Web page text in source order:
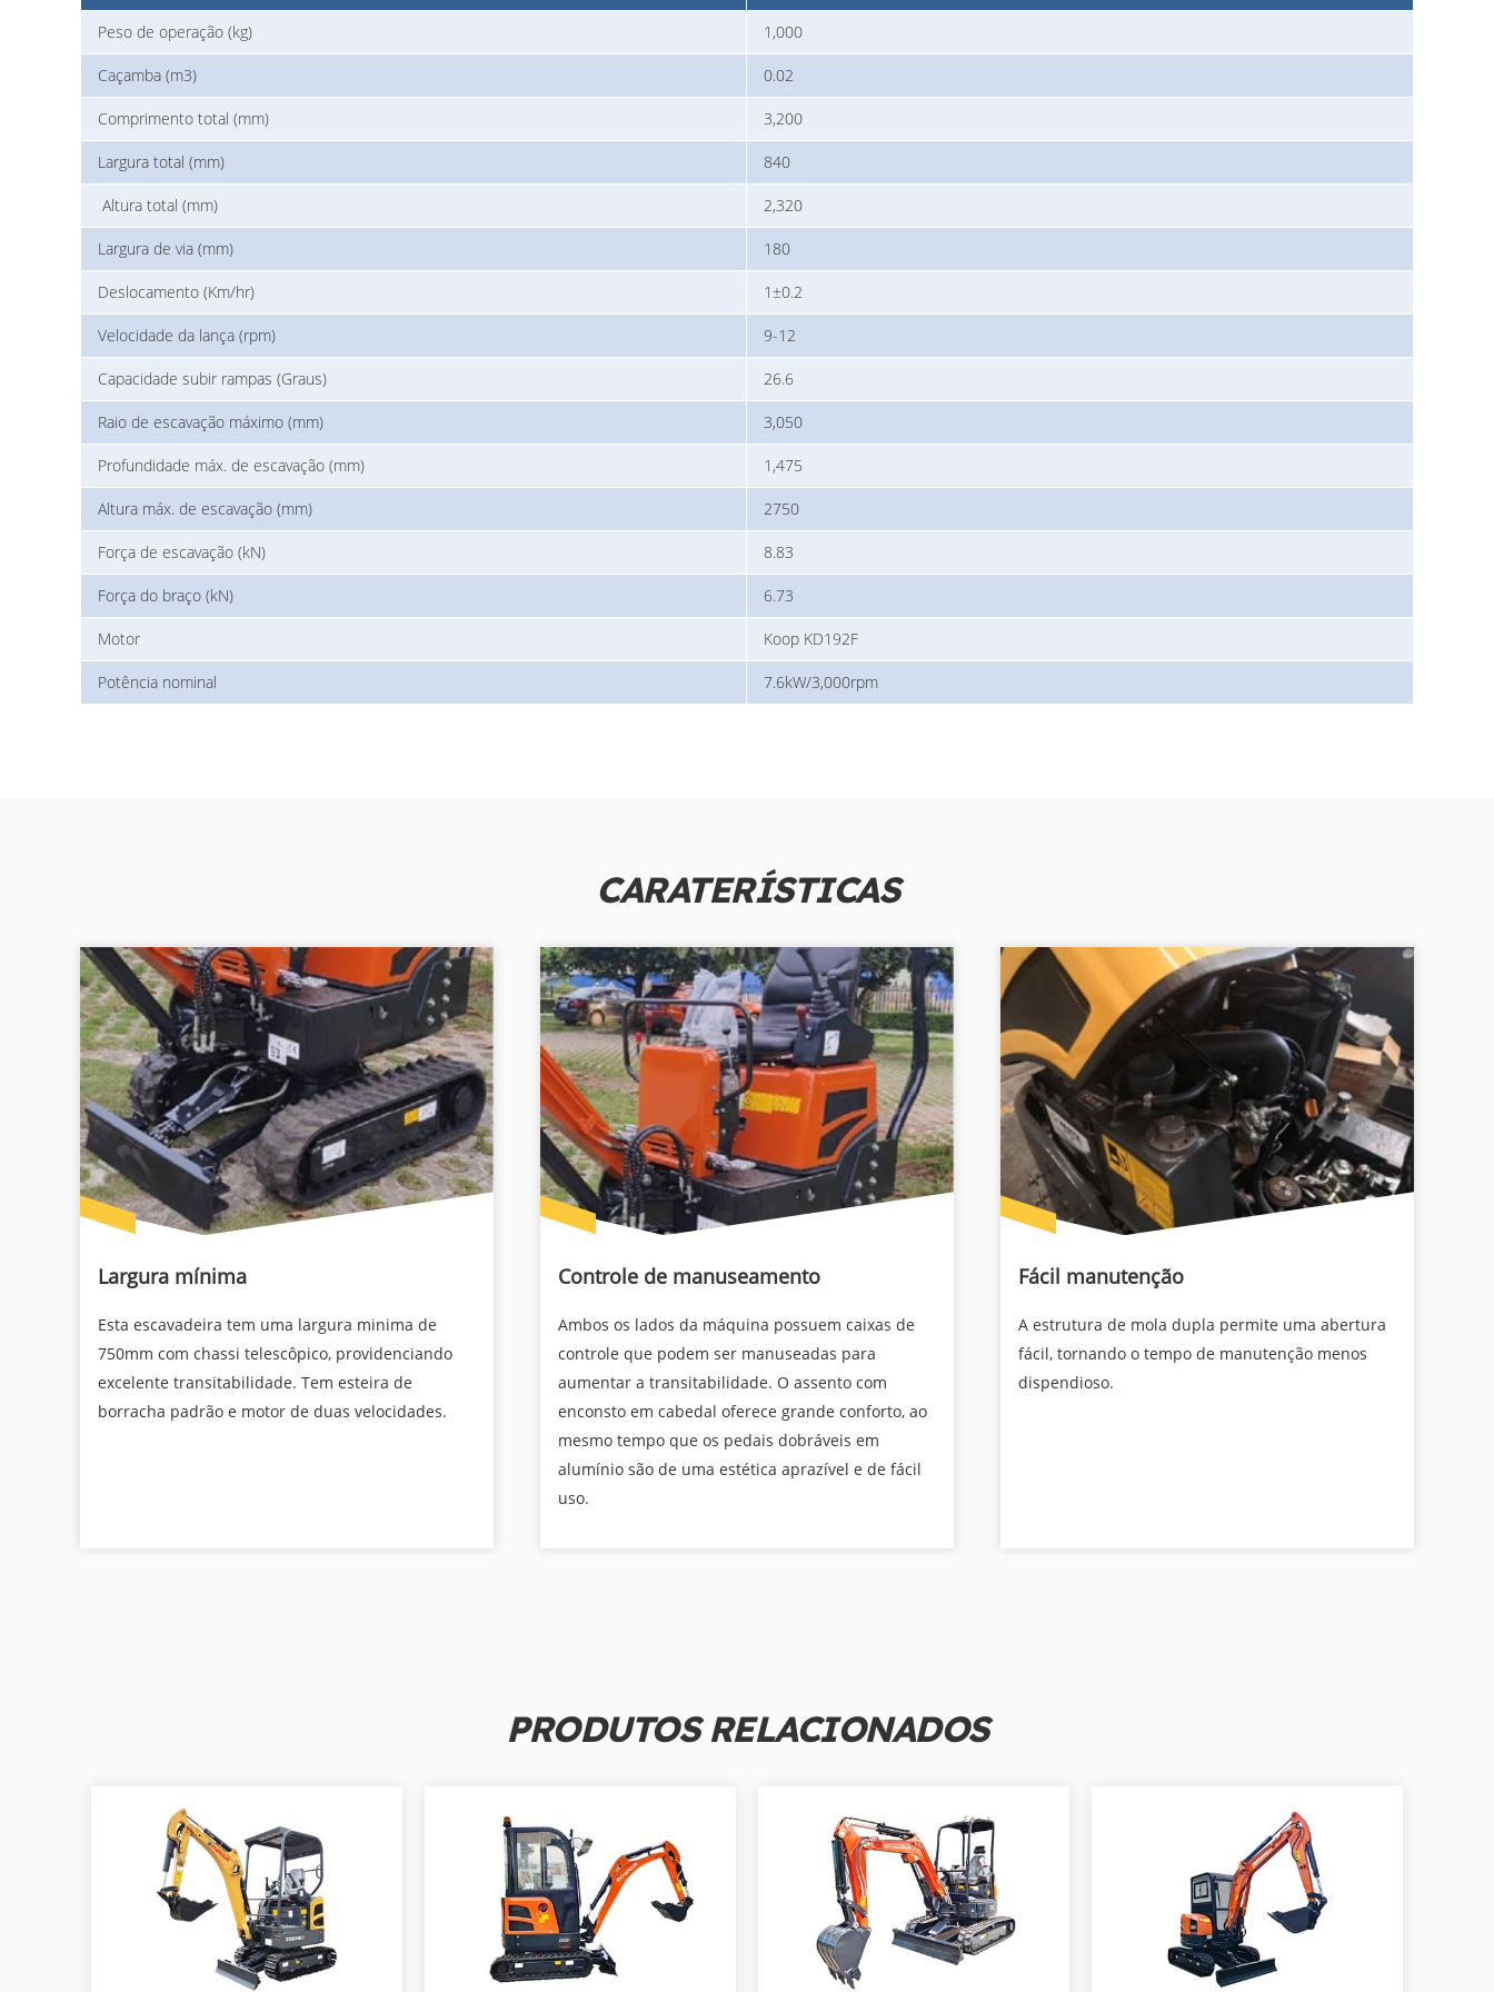
Peso de operação (kg) 1,000
Caçamba (m3) 0.02
Comprimento total (mm) 3,200
Largura total (mm) 840
Altura total (mm) 2,320
Largura de via (mm) 180
Deslocamento (Km/hr) 1±0.2
Velocidade da lança (rpm) 9-12
Capacidade subir rampas (Graus) 26.6
Raio de escavação máximo (mm) 3,050
Profundidade máx. de escavação (mm) 1,475
Altura máx. de escavação (mm) 2750
Força de escavação (kN) 8.83
Força do braço (kN) 6.73
Motor Koop KD192F
Potência nominal 7.6kW/3,000rpm
CARATERÍSTICAS
Largura mínima
Esta escavadeira tem uma largura minima de
750mm com chassi telescôpico, providenciando
excelente transitabilidade. Tem esteira de
borracha padrão e motor de duas velocidades.
Controle de manuseamento
Ambos os lados da máquina possuem caixas de
controle que podem ser manuseadas para
aumentar a transitabilidade. O assento com
enconsto em cabedal oferece grande conforto, ao
mesmo tempo que os pedais dobráveis em
alumínio são de uma estética aprazível e de fácil
uso.
Fácil manutenção
A estrutura de mola dupla permite uma abertura
fácil, tornando o tempo de manutenção menos
dispendioso.
PRODUTOS RELACIONADOS